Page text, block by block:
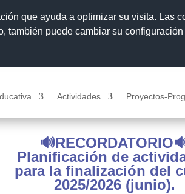
que ayuda a optimizar su visita. Las
también puede cambiar su
Actividades Proyectos-
Planificación de
para la finalización del
2025/2026 (junio).